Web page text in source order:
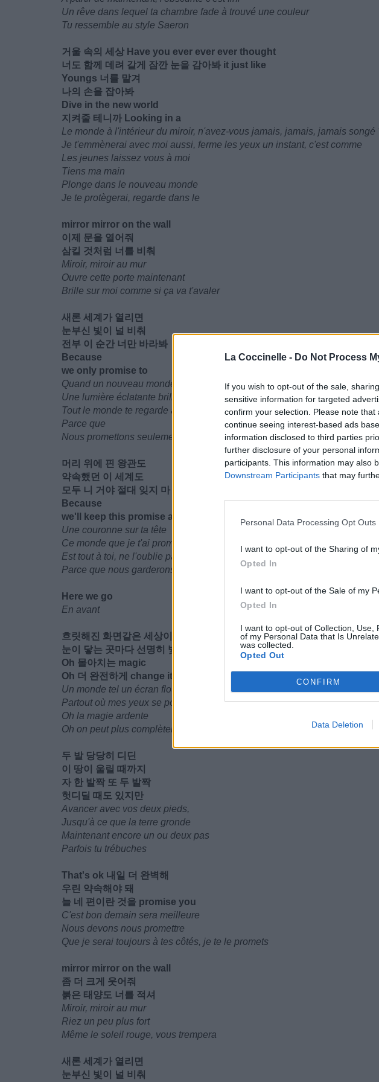
La Coccinelle - Do Not Process
If you wish to opt-out of the sale,
sensitive information for targeted
confirm your selection. Please note
continue seeing interest-based ads
information disclosed to third parties
further disclosure of your personal
participants. This information may also
Downstream Participants that may
Personal Data Processing Opt Outs
I want to opt-out of the Sharing of
Opted In
I want to opt-out of the Sale of my
Opted In
I want to opt-out of Collection, Use,
of my Personal Data that Is
was collected.
Opted Out
CONFIRM
Data Deletion
Un rêve dans lequel ta chambre fade à trouvé une couleur
Tu ressemble au style Saeron
거울 속의 세상 Have you ever ever ever thought
너도 함께 데려 갈게 잠깐 눈을 감아봐 it just like
Youngs 너를 맡겨
나의 손을 잡아봐
Dive in the new world
지켜줄 테니까 Looking in a
Le monde à l'intérieur du miroir, n'avez-vous jamais, jamais, jamais songé
Je t'emmènerai avec moi aussi, ferme les yeux un instant, c'est comme
Les jeunes laissez vous à moi
Tiens ma main
Plonge dans le nouveau monde
Je te protègerai, regarde dans le
mirror mirror on the wall
이제 문을 열어줘
삼킬 것처럼 너를 비춰
Miroir, miroir au mur
Ouvre cette porte maintenant
Brille sur moi comme si ça va t'avaler
새론 세계가 열리면
눈부신 빛이 널 비춰
전부 이 순간 너만 바라봐
Because
we only promise to
Quand un nouveau monde s'ouvre
Une lumière éclatante brille sur toi
Tout le monde te regarde à ce moment
Parce que
Nous promettons seulement
머리 위에 핀 왕관도
약속했던 이 세계도
모두 니 거야 절대 잊지 마
Because
we'll keep this promise again
Une couronne sur ta tête
Ce monde que je t'ai promis
Est tout à toi, ne l'oublie pas
Parce que nous garderons cette promesse à nouveau
Here we go
En avant
흐릿해진 화면같은 세상이
눈이 닿는 곳마다 선명히 빛나지
Oh 몰아치는 magic
Oh 더 완전하게 change it
Un monde tel un écran flou
Partout où mes yeux se posent, ils brillent de milles feux
Oh la magie ardente
Oh on peut plus complètement le changer
두 발 당당히 디딘
이 땅이 울릴 때까지
자 한 발짝 또 두 발짝
헛디딜 때도 있지만
Avancer avec vos deux pieds,
Jusqu'à ce que la terre gronde
Maintenant encore un ou deux pas
Parfois tu trébuches
That's ok 내일 더 완벽해
우린 약속해야 돼
늘 네 편이란 것을 promise you
C'est bon demain sera meilleure
Nous devons nous promettre
Que je serai toujours à tes côtés, je te le promets
mirror mirror on the wall
좀 더 크게 웃어줘
붉은 태양도 너를 적셔
Miroir, miroir au mur
Riez un peu plus fort
Même le soleil rouge, vous trempera
새론 세계가 열리면
눈부신 빛이 널 비춰